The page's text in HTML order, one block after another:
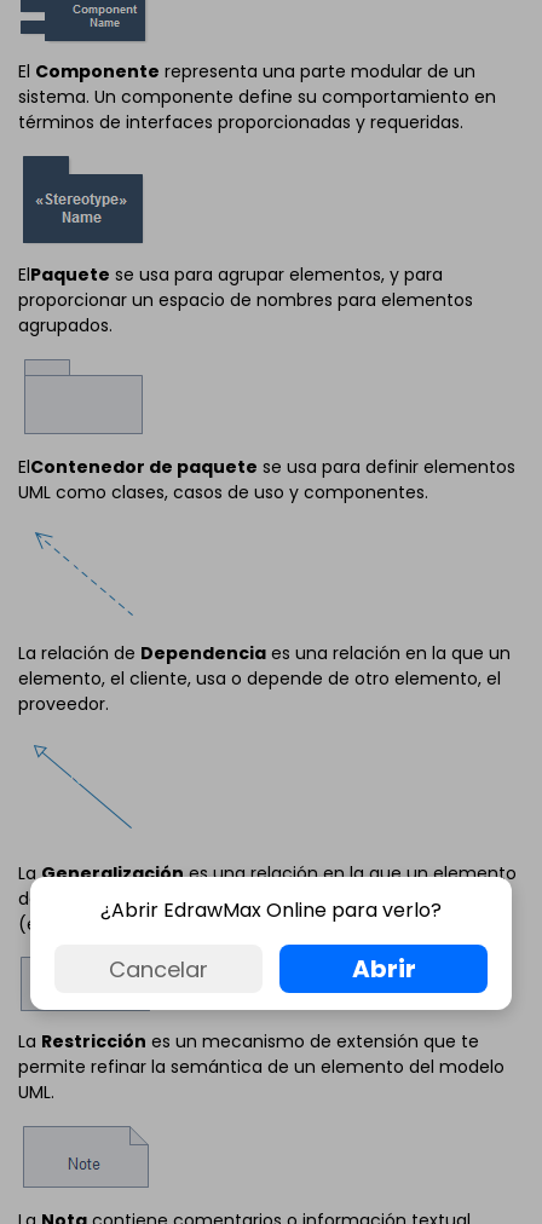
El Componente representa una parte modular de un
sistema. Un componente define su comportamiento en
términos de interfaces proporcionadas y requeridas.
ElPaquete se usa para agrupar elementos, y para
proporcionar un espacio de nombres para elementos
agrupados.
ElContenedor de paquete se usa para definir elementos
UML como clases, casos de uso y componentes.
La relación de Dependencia es una relación en la que un
elemento, el cliente, usa o depende de otro elemento, el
proveedor.
LaGeneralizaciónes una relación en la que un elemento
de modelo (el niño) se basa en otro elemento de modelo
(el padre).
La Restricción es un mecanismo de extensión que te
permite refinar la semántica de un elemento del modelo
UML.
¿Abrir EdrawMax Online para verlo?
Cancelar Abrir